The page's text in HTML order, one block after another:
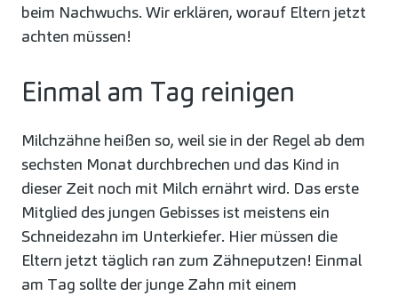
beim Nachwuchs. Wir erklären, worauf Eltern jetzt
achten müssen!
Einmal am Tag reinigen
Milchzähne heißen so, weil sie in der Regel ab dem
sechsten Monat durchbrechen und das Kind in
dieser Zeit noch mit Milch ernährt wird. Das erste
Mitglied des jungen Gebisses ist meistens ein
Schneidezahn im Unterkiefer. Hier müssen die
Eltern jetzt täglich ran zum Zähneputzen! Einmal
am Tag sollte der junge Zahn mit einem